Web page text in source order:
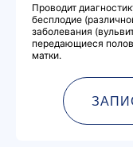
Проводит
бесплодие
заболевания
передающиеся
матки.